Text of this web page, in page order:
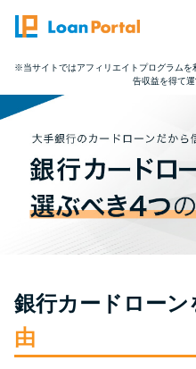
トップペー
おすすめコンテ
総合人
とにか
バレず
審査が
※当サイトではアフィリエイトプログラム
告収益を得て運
銀行カードローン
由